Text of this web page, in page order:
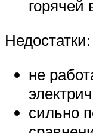
горячей
Недостатки:
не
сильно